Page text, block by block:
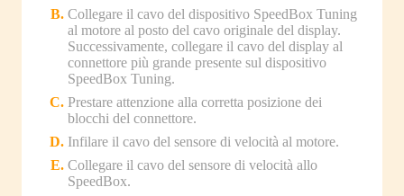
Collegare il cavo del dispositivo SpeedBox Tuning
al motore al posto del cavo originale del display.
Successivamente, collegare il cavo del display al
connettore più grande presente sul dispositivo
SpeedBox Tuning.
Prestare attenzione alla corretta posizione dei
blocchi del connettore.
Infilare il cavo del sensore di velocità al motore.
Collegare il cavo del sensore di velocità allo
SpeedBox.